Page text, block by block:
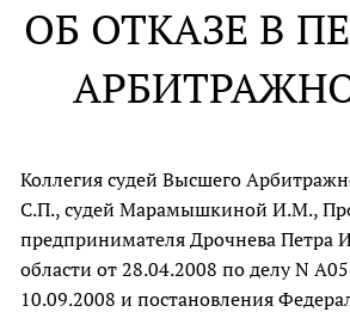
ОБ ОТКАЗЕ В
Коллегия судей Высшего
С.П., судей Марамышкиной И.М.,
предпринимателя Дрочнева Петра
области от 28.04.2008 по делу N
10.09.2008 и постановления